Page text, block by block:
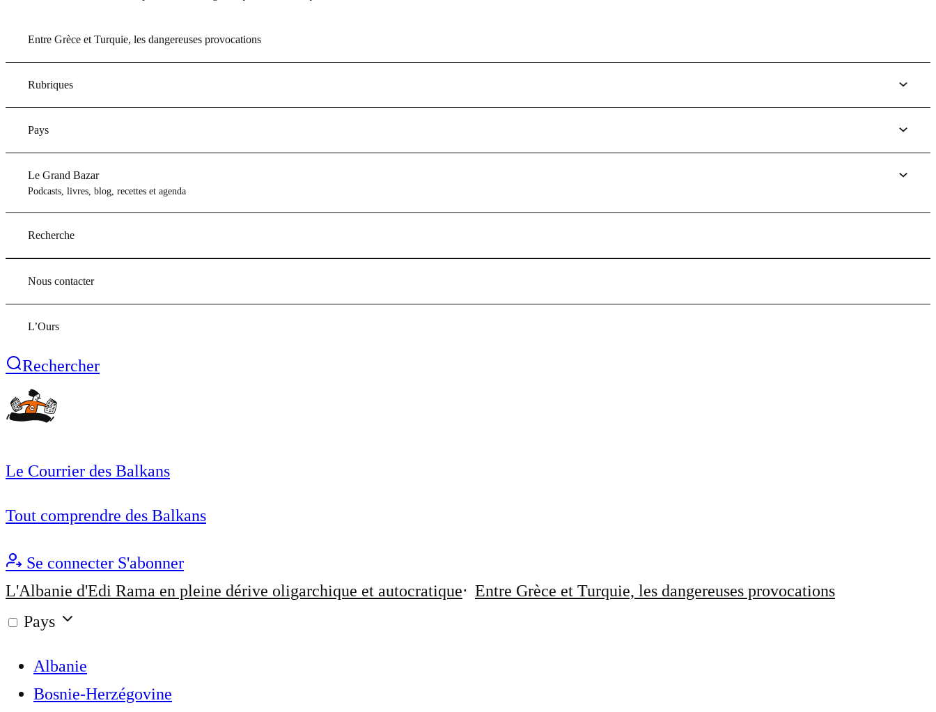
Entre Grèce et Turquie, les dangereuses provocations
Rubriques
Pays
Le Grand Bazar
Podcasts, livres, blog, recettes et agenda
Recherche
Nous contacter
L’Ours
Rechercher
Le Courrier des Balkans
Tout comprendre des Balkans
Se connecter S'abonner
L'Albanie d'Edi Rama en pleine dérive oligarchique et autocratique
Entre Grèce et Turquie, les dangereuses provocations
Pays
Albanie
Bosnie-Herzégovine